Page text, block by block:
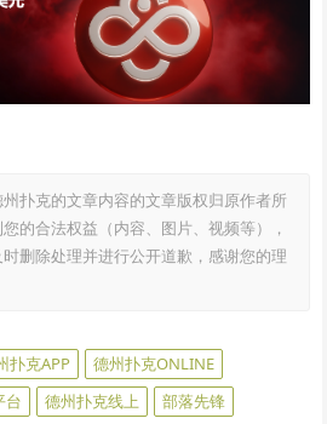
扑克的文章内容的文章版权归原作者所
的合法权益（内容、图片、视频等），
删除处理并进行公开道歉，感谢您的理
扑克APP
德州扑克ONLINE
台 德州扑克线上
部落先锋